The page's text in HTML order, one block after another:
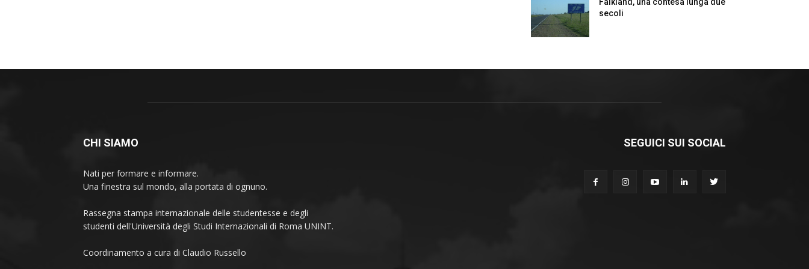
secoli
CHI SIAMO
Nati per formare e informare.
Una finestra sul mondo, alla portata di ognuno.
Rassegna stampa internazionale delle studentesse e degli
studenti dell'Università degli Studi Internazionali di Roma UNINT.
Coordinamento a cura di Claudio Russello
SEGUICI SUI SOCIAL